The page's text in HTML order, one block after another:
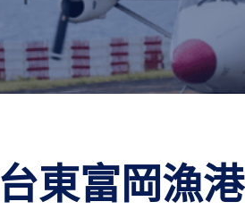
台東富岡漁港